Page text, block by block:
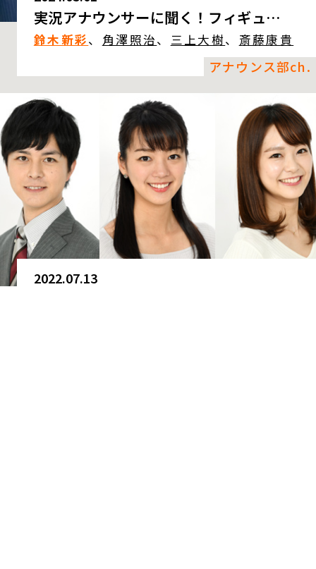
実況アナウンサーに聞く！フィギュ…
鈴木新彩、 角澤照治、 三上大樹、 斎藤康貴
アナウンス部ch.
2022.07.13